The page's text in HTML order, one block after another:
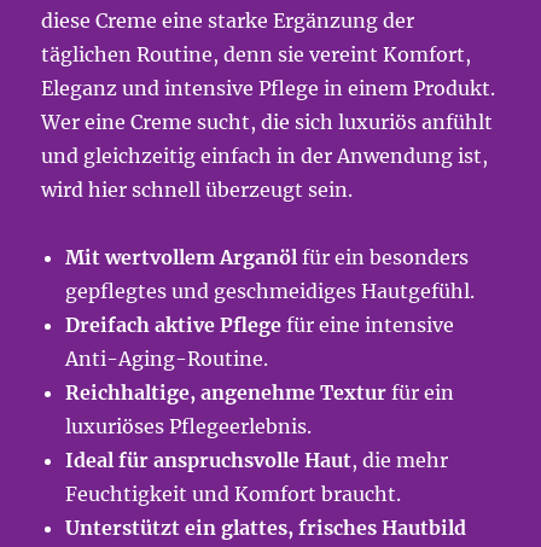
diese Creme eine starke Ergänzung der
täglichen Routine, denn sie vereint Komfort,
Eleganz und intensive Pflege in einem Produkt.
Wer eine Creme sucht, die sich luxuriös anfühlt
und gleichzeitig einfach in der Anwendung ist,
wird hier schnell überzeugt sein.
Mit wertvollem Arganöl für ein besonders
gepflegtes und geschmeidiges Hautgefühl.
Dreifach aktive Pflege für eine intensive
Anti-Aging-Routine.
Reichhaltige, angenehme Textur für ein
luxuriöses Pflegeerlebnis.
Ideal für anspruchsvolle Haut, die mehr
Feuchtigkeit und Komfort braucht.
Unterstützt ein glattes, frisches Hautbild